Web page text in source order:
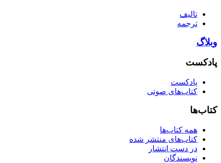
تالیف
ترجمه
وبلاگ
پادکست
پادکست
کتاب‌های صوتی
کتاب‌ها
همه کتاب‌ها
کتاب‌های منتشر شده
در دست انتشار
نویسندگان